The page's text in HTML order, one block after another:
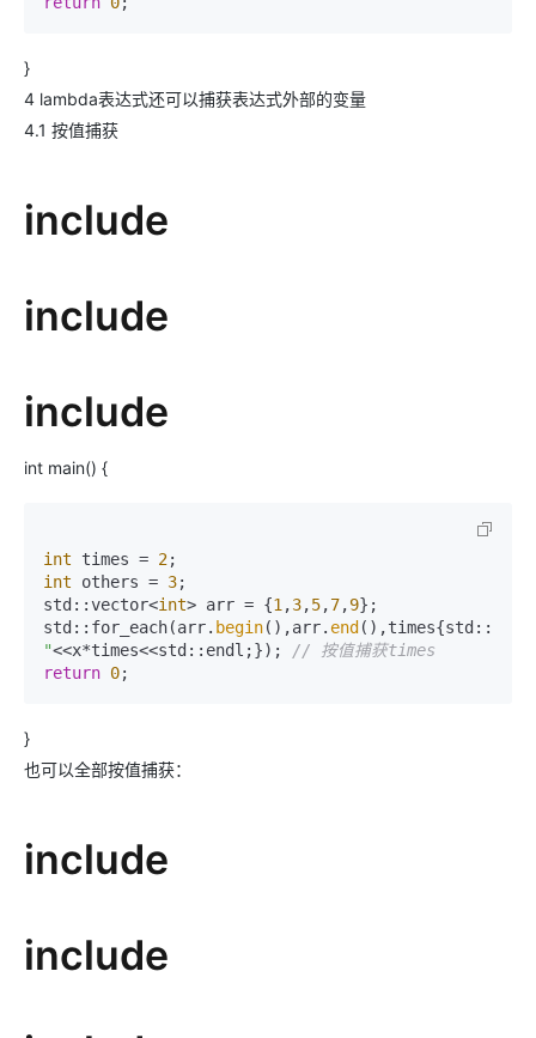
}
4 lambda表达式还可以捕获表达式外部的变量
4.1 按值捕获
include
include
include
int main() {
int times = 2
int others = 3;
std::vector<int> arr = {1 ,3,5,7,9};
std::for_each(arr. begin(),arr. end
"<<x*times<<std::endl;});
// 按值捕获times
return 0;
}
也可以全部按值捕获：
include
include